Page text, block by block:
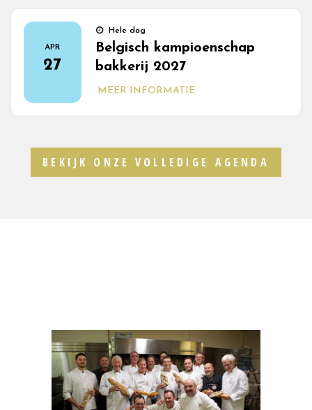
APR
27
Hele dag
Belgisch kampioenschap
bakkerij 2027
MEER INFORMATIE
BEKIJK ONZE VOLLEDIGE AGENDA